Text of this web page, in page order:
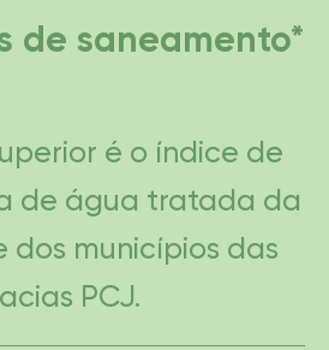
de saneamento*
é o índice de
de água tratada da
dos municípios das
PCJ.